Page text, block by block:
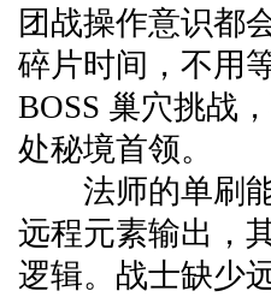
团战操作意识都
碎片时间，不用
BOSS 巢穴挑战
处秘境首领。
法师的单刷能
远程元素输出，
逻辑。战士缺少